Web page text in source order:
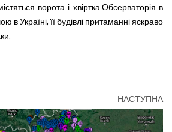
ворота і хвіртка.Обсерваторія в
в Україні, її будівлі притаманні яскраво
НАСТУПНА